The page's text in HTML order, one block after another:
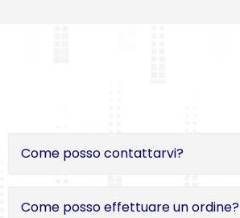
Come posso contattarvi?
Come posso effettuare un ordine?